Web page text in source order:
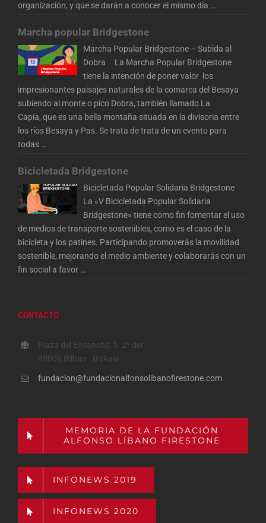
organización, y que se darán a conocer el mismo día …
Marcha popular Bridgestone
Marcha Popular Bridgestone – Subida al
Dobra La Marcha Popular Bridgestone
tiene la intención de poner valor los
impresionantes paisajes naturales de la comarca del Besaya
subiendo al monte o pico Dobra, también llamado La
Capía, que es una bella montaña situada en la divisoria entre
los ríos Besaya y Pas. Se trata de trata de un evento para
todas …
Bicicletada Bridgestone
Bicicletada Popular Solidaria Bridgestone
La «V Bicicletada Popular Solidaria
Bridgestone» tiene como fin fomentar el uso
de medios de transporte sostenibles, como es el caso de la
bicicleta y los patines. Participando promoverás la movilidad
sostenible, mejorando el medio ambiente y colaborarás con un
fin social a favor …
CONTACTO
Plaza del Ensanche, 5- 2º der.
48009 Bilbao - Bizkaia
fundacion@fundacionalfonsolibanofirestone.com
MEMORIA DE LA FUNDACIÓN
ALFONSO LÍBANO FIRESTONE
INFONEWS 2019
INFONEWS 2020